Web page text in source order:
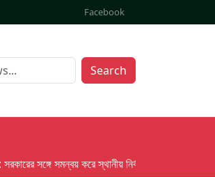
Facebook
Search
সঙ্গে সমন্বয় করে স্থানীয় নির্বাচনের তফসিল দেবে